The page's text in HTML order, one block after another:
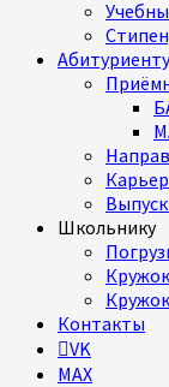
Абитуриенту
Школьнику
Контакты
VK
MAX